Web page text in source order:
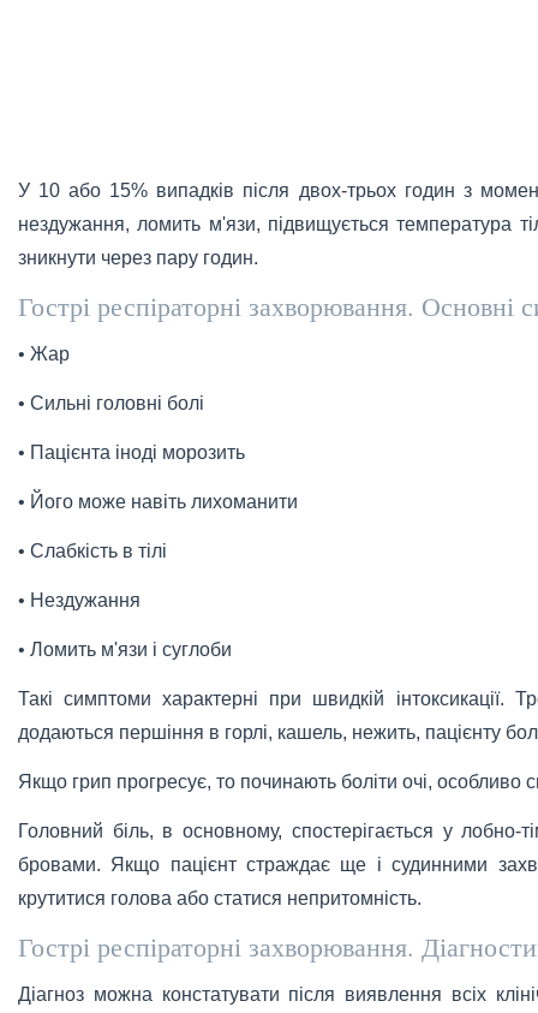
У 10 або 15% випадків після двох-трьох годин з
нездужання, ломить м'язи, підвищується температура
зникнути через пару годин.
Гострі респіраторні захворювання.
• Жар
• Сильні головні болі
• Пацієнта іноді морозить
• Його може навіть лихоманити
• Слабкість в тілі
• Нездужання
• Ломить м'язи і суглоби
Такі симптоми характерні при швидкій інтоксикації.
додаються першіння в горлі, кашель, нежить, пацієнту
Якщо грип прогресує, то починають боліти очі, особливо
Головний біль, в основному, спостерігається у лобно-
бровами. Якщо пацієнт страждає ще і судинними
крутитися голова або статися непритомність.
Гострі респіраторні захворювання.
Діагноз можна констатувати після виявлення всіх